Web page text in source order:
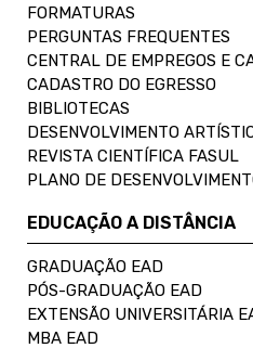
FORMATURAS
PERGUNTAS FREQUENTES
CENTRAL DE EMPREGOS E
CADASTRO DO EGRESSO
BIBLIOTECAS
DESENVOLVIMENTO
REVISTA CIENTÍFICA FASUL
PLANO DE
EDUCAÇÃO A DISTÂNCIA
GRADUAÇÃO EAD
PÓS-GRADUAÇÃO EAD
EXTENSÃO UNIVERSITÁRIA
MBA EAD